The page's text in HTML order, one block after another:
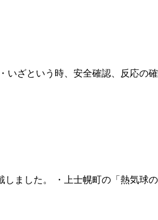
いざという時、安全確認、反応の
しました。 ・上士幌町の「熱気球